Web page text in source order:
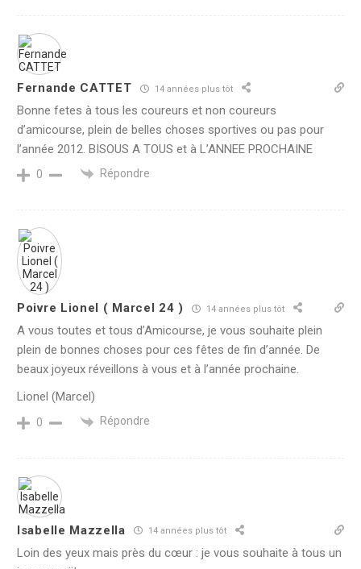
Fernande CATTET 14 années plus tôt
Bonne fetes à tous les coureurs et non coureurs
d’amicourse, plein de belles choses sportives ou pas pour
l’année 2012. BISOUS A TOUS et à L’ANNEE PROCHAINE
0 Répondre
Poivre Lionel ( Marcel 24 ) 14 années plus tôt
A vous toutes et tous d’Amicourse, je vous souhaite plein
plein de bonnes choses pour ces fêtes de fin d’année. De
beaux joyeux réveillons à vous et à l’année prochaine.
Lionel (Marcel)
0 Répondre
Isabelle Mazzella 14 années plus tôt
Loin des yeux mais près du cœur : je vous souhaite à tous un